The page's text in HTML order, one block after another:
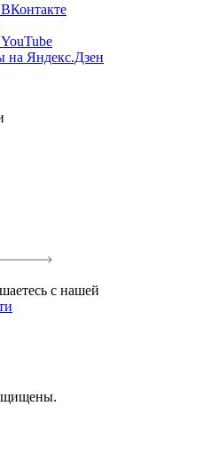
Яндекс.Дзен
с нашей